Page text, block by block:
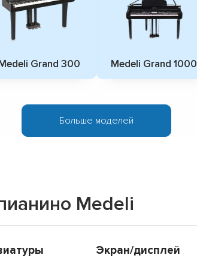
Grand 300 Medeli Grand 1000
Больше моделей
Medeli
Экран/дисплей